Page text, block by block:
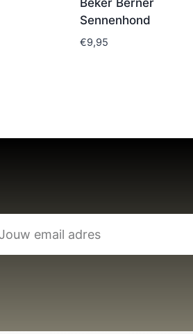
Beker Berner
Sennenhond
€9,95